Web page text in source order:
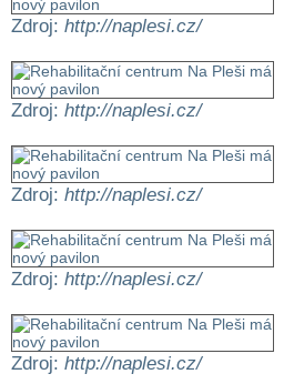
Zdroj: http://naplesi.cz/
Zdroj: http://naplesi.cz/
Zdroj: http://naplesi.cz/
Zdroj: http://naplesi.cz/
Zdroj: http://naplesi.cz/